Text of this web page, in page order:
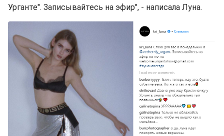
Урганте". Записывайтесь на эфир", - написала Луна.